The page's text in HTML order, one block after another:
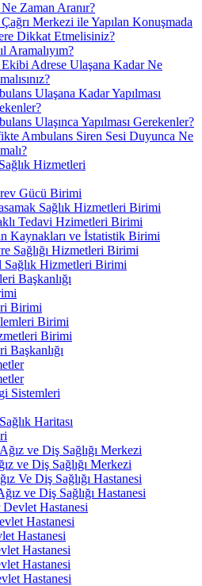
Zaman Aranır?
Merkezi ile Yapılan Konuşmada
Dikkat Etmelisiniz?
Aramalıyım?
Ekibi Adrese Ulaşana Kadar Ne
Ulaşana Kadar Yapılması
Ulaşınca Yapılması Gerekenler?
Ambulans Siren Sesi Duyunca Ne
Hizmetleri
Gücü Birimi
Sağlık Hizmetleri Birimi
Tedavi Hzimetleri Birimi
Kaynakları ve İstatistik Birimi
Sağlığı Hizmetleri Birimi
Sağlık Hizmetleri Birimi
Başkanlığı
Birimi
Birimi
Birimi
Başkanlığı
Sistemleri
Haritası
ve Diş Sağlığı Merkezi
ve Diş Sağlığı Merkezi
Ve Diş Sağlığı Hastanesi
ve Diş Sağlığı Hastanesi
Hastanesi
Hastanesi
Hastanesi
Hastanesi
Hastanesi
Hastanesi